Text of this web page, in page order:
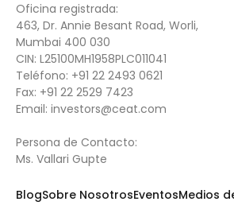
Oficina registrada:
463, Dr. Annie Besant Road, Worli,
Mumbai 400 030
CIN: L25100MH1958PLC011041
Teléfono: +91 22 2493 0621
Fax: +91 22 2529 7423
Email: investors@ceat.com
Persona de Contacto:
Ms. Vallari Gupte
BlogSobre NosotrosEventosMedios